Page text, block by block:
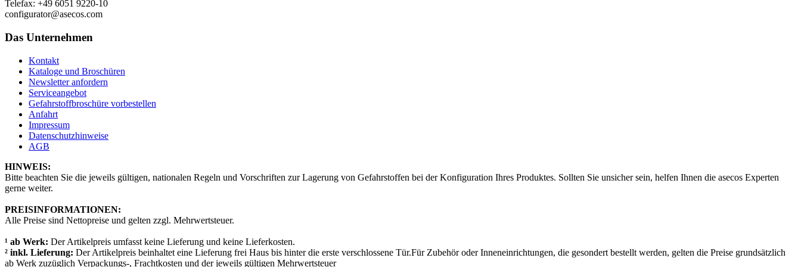
Telefax: +49 6051 9220-10
configurator@asecos.com
Das Unternehmen
Kontakt
Kataloge und Broschüren
Newsletter anfordern
Serviceangebot
Gefahrstoffbroschüre vorbestellen
Anfahrt
Impressum
Datenschutzhinweise
AGB
HINWEIS:
Bitte beachten Sie die jeweils gültigen, nationalen Regeln und Vorschriften zur Lagerung von Gefahrstoffen bei der Konfiguration Ihres Produktes. Sollten Sie unsicher sein, helfen Ihnen die asecos Experten
gerne weiter.
PREISINFORMATIONEN:
Alle Preise sind Nettopreise und gelten zzgl. Mehrwertsteuer.
¹ ab Werk: Der Artikelpreis umfasst keine Lieferung und keine Lieferkosten.
² inkl. Lieferung: Der Artikelpreis beinhaltet eine Lieferung frei Haus bis hinter die erste verschlossene Tür.Für Zubehör oder Inneneinrichtungen, die gesondert bestellt werden, gelten die Preise grundsätzlich
ab Werk zuzüglich Verpackungs-, Frachtkosten und der jeweils gültigen Mehrwertsteuer